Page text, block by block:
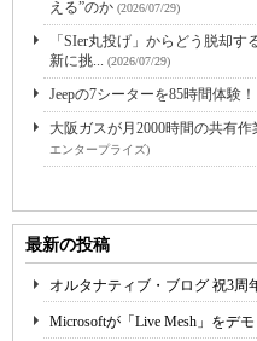
える”のか (2026/07/29)
「SIer丸投げ」からどう脱却
新に挑... (2026/07/29)
Jeepの7シーターを85時間体験！
大阪ガスが月2000時間の共有
エンタープライズ)
最新の投稿
オルタナティブ・ブログ 祝3周
Microsoftが「Live Mesh」をデモ